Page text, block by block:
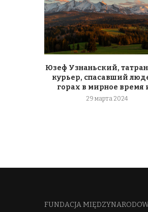
Юзеф Узнаньский,
курьер, спасавший
горах в мирное время
29 марта 2024
FUNDACJA